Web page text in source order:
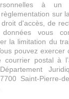
à un
sur
d'accès, de
données vous
la limitation du
pouvez
courrier postal à
Département
Saint-Pierre-